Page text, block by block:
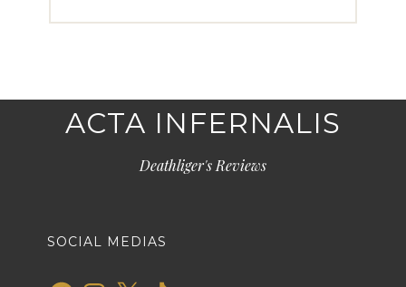
ACTA INFERNALIS
Deathliger's Reviews
SOCIAL MEDIAS